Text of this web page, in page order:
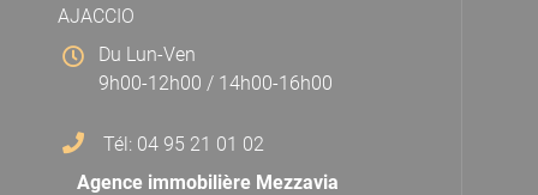
AJACCIO
Du Lun-Ven
9h00-12h00 / 14h00-16h00
Tél: 04 95 21 01 02
Agence immobilière Mezzavia